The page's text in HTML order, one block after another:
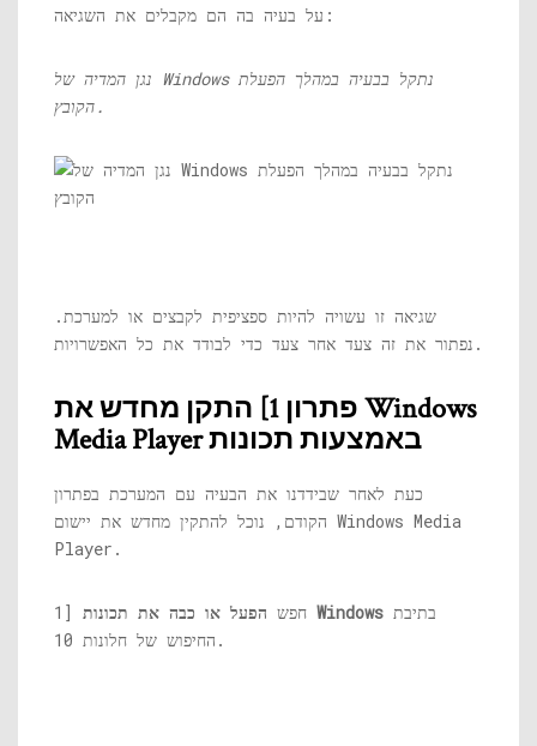
על בעיה בה הם מקבלים את השגיאה:
נגן המדיה של Windows נתקל בבעיה במהלך הפעלת
הקובץ.
שגיאה זו עשויה להיות ספציפית לקבצים או למערכת.
נפתור את זה צעד אחר צעד כדי לבודד את כל האפשרויות.
פתרון 1] התקן מחדש את Windows
Media Player באמצעות תכונות
כעת לאחר שבידדנו את הבעיה עם המערכת בפתרון
הקודם, נוכל להתקין מחדש את יישום Windows Media
Player.
1] חפש הפעל או כבה את תכונות Windows
החיפוש של חלונות 10.